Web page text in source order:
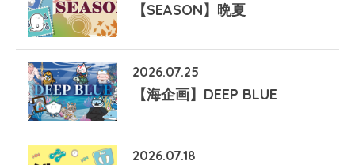
【SEASON】晩夏
2026.07.25
【海企画】DEEP BLUE
2026.07.18